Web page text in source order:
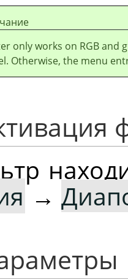
only works on RGB and
Otherwise, the menu
→